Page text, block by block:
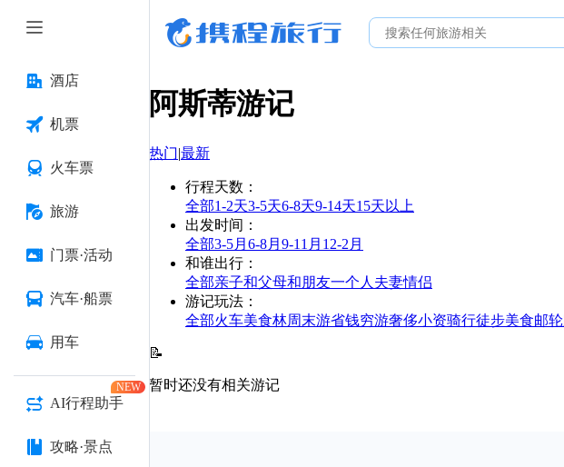
酒店
机票
火车票
旅游
门票·活动
汽车·船票
用车
AI行程助手
NEW
攻略·景点
阿斯蒂游记
热门|最新
行程天数 ：
全部1-2天3-5天6-8天9-14天15天以上
出发时间 ：
全部3-5月 6-8月 9-11月 12-2月
和谁出行 ：
全部亲子和父母和朋友一个人 夫妻情侣
游记玩法 ：
全部火车美食林周末游省钱穷游奢侈小资骑行徒步美食邮轮
📝
暂时还没有相关游记